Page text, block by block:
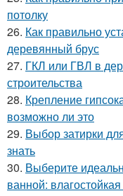
потолку
26. Как правильно
деревянный брус
27. ГКЛ или ГВЛ в
строительства
28. Крепление
возможно ли это
29. Выбор затирки
знать
30. Выберите
ванной: